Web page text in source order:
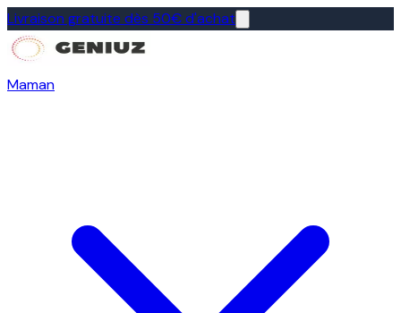
Livraison gratuite dès 50€ d'achat
Maman